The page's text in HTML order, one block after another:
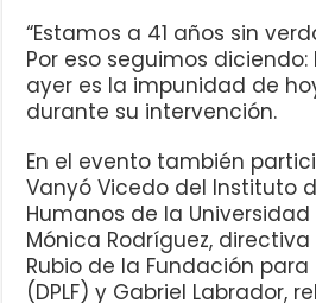
“Estamos a 41 años sin
Por eso seguimos
ayer es la impunidad de
durante su intervención.
En el evento también
Vanyó Vicedo del Instituto
Humanos de la
Mónica Rodríguez, directiva
Rubio de la Fundación
(DPLF) y Gabriel Labrador,